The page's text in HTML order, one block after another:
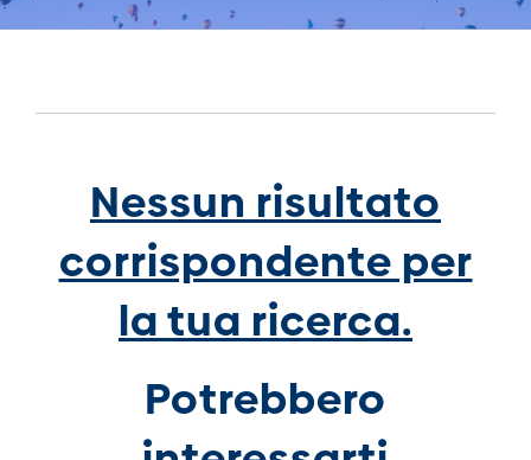
Nessun risultato
corrispondente per
la tua ricerca.
Potrebbero